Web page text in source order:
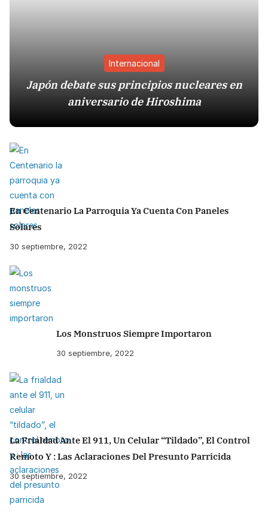
Internacional
Japón debate sus principios nucleares en
aniversario de Hiroshima
En Centenario La Parroquia Ya Cuenta Con Paneles
Solares
30 septiembre, 2022
Los Monstruos Siempre Importaron
30 septiembre, 2022
La Frialdad Ante El 911, Un Celular “tildado”, El Control
Remoto Y : Las Aclaraciones Del Presunto Parricida
30 septiembre, 2022